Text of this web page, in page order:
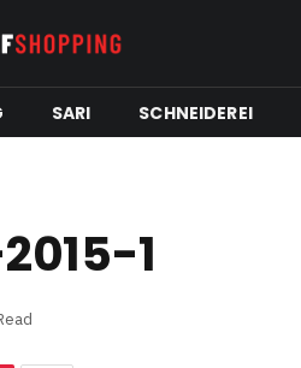
SARI SCHNEIDEREI
1